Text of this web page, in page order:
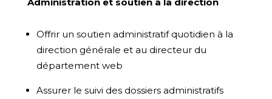
Offrir un soutien administratif quotidien à la
direction générale et au directeur du
département web
Assurer le suivi des dossiers administratifs